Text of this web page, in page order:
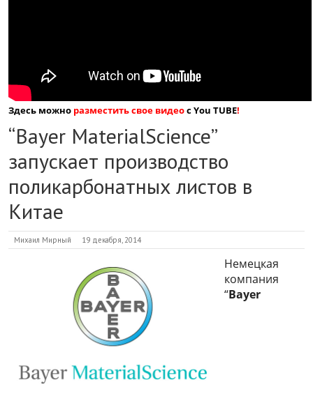
Здесь можно разместить свое видеос You TUBE!
“Bayer MaterialScience”
запускает производство
поликарбонатных листов в
Китае
Михаил Мирный 19 декабря, 2014
Немецкая
компания
“Bayer